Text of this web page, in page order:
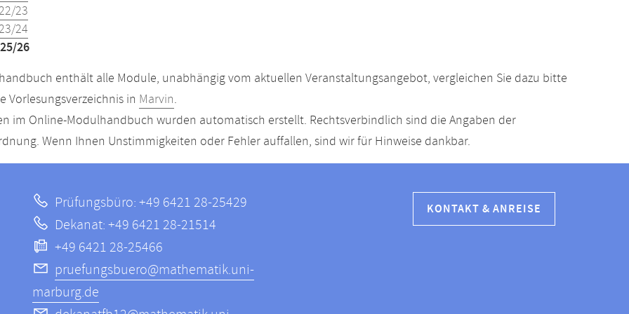
23
24
26
enthält alle Module, unabhängig vom aktuellen Veranstaltungsangebot, vergleichen Sie dazu bitte
Vorlesungsverzeichnis in Marvin.
im Online-Modulhandbuch wurden automatisch erstellt. Rechtsverbindlich sind die Angaben der
Wenn Ihnen Unstimmigkeiten oder Fehler auffallen, sind wir für Hinweise dankbar.
Prüfungsbüro: +49 6421 28-25429
Dekanat: +49 6421 28-21514
+49 6421 28-25466
pruefungsbuero@mathematik.uni-
marburg.de
KONTAKT & ANREISE